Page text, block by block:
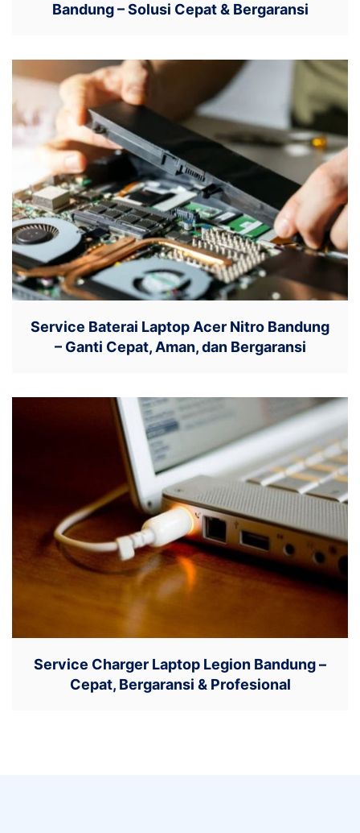
Bandung – Solusi Cepat & Bergaransi
Service Baterai Laptop Acer Nitro Bandung
– Ganti Cepat, Aman, dan Bergaransi
Service Charger Laptop Legion Bandung –
Cepat, Bergaransi & Profesional